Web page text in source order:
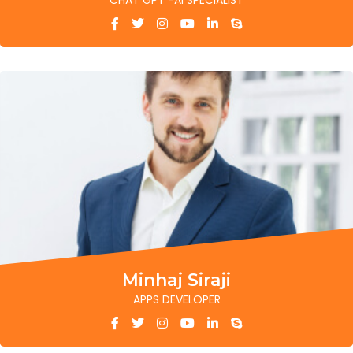
Minhaj Siraji
APPS DEVELOPER